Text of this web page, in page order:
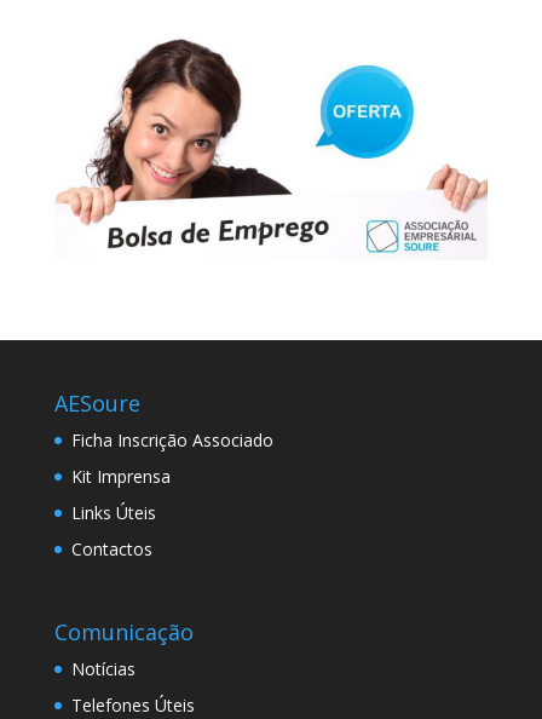
AESoure
Ficha Inscrição Associado
Kit Imprensa
Links Úteis
Contactos
Comunicação
Notícias
Telefones Úteis